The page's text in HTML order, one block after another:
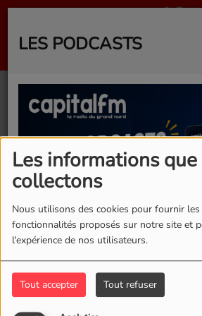
Les informations
collectons
Nous utilisons des cookies pour fournir les
fonctionnalités proposés sur notre site et
l'expérience de nos utilisateurs.
Tout accepter Tout refuser
LES PODCASTS